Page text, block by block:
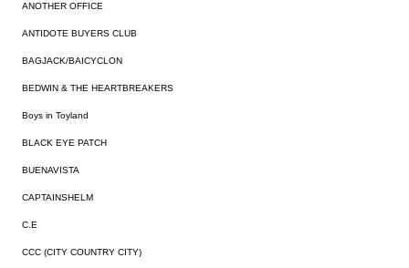
ANOTHER OFFICE
ANTIDOTE BUYERS CLUB
BAGJACK/BAICYCLON
BEDWIN & THE HEARTBREAKERS
Boys in Toyland
BLACK EYE PATCH
BUENAVISTA
CAPTAINSHELM
C.E
CCC (CITY COUNTRY CITY)